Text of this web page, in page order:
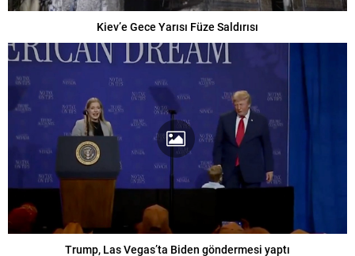
Kiev’e Gece Yarısı Füze Saldırısı
Trump, Las Vegas’ta Biden göndermesi yaptı